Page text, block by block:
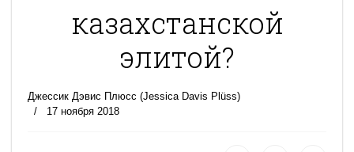
казахстанской
элитой?
Джессик Дэвис Плюсс (Jessica Davis Plüss)
17 ноября 2018